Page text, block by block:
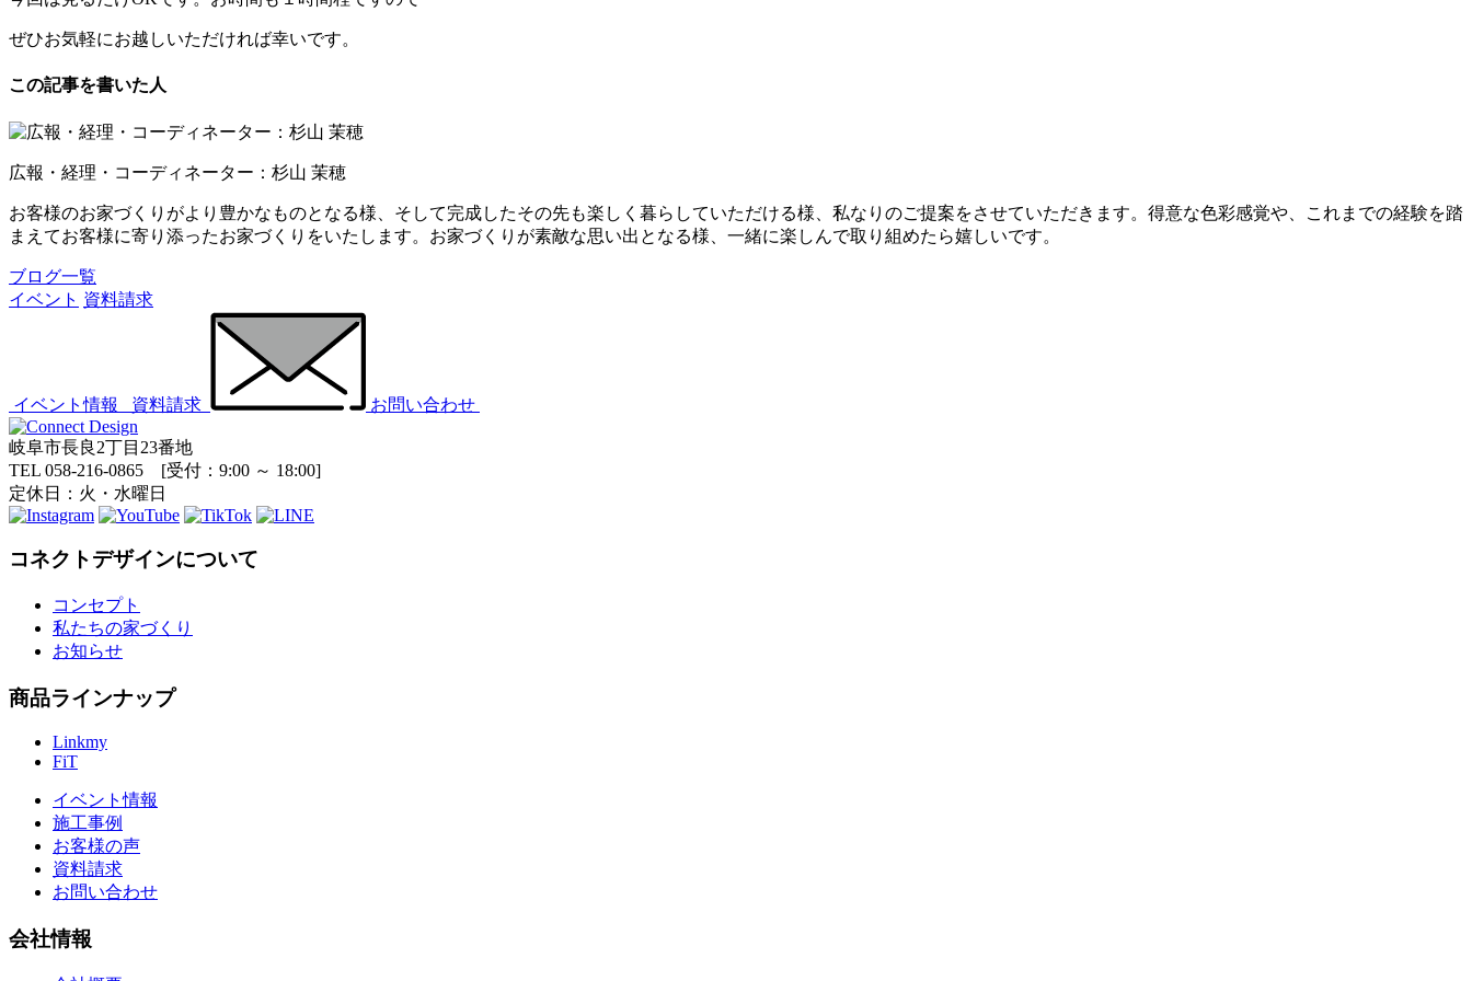
ぜひお気軽にお越しいただければ幸いです。
この記事を書いた人
広報・経理・コーディネーター：杉山 茉穂
お客様のお家づくりがより豊かなものとなる様、そして完成したその先も楽しく暮らしていただける様、私なりのご提案をさせていただきます。得意な色彩感覚や、これまでの経験を踏
まえてお客様に寄り添ったお家づくりをいたします。お家づくりが素敵な思い出となる様、一緒に楽しんで取り組めたら嬉しいです。
ブログ一覧
イベント 資料請求
イベント情報 資料請求 お問い合わせ
岐阜市長良2丁目23番地
TEL 058-216-0865 [受付：9:00 ～ 18:00]
定休日：火・水曜日
コネクトデザインについて
コンセプト
私たちの家づくり
お知らせ
商品ラインナップ
Linkmy
FiT
イベント情報
施工事例
お客様の声
資料請求
お問い合わせ
会社情報